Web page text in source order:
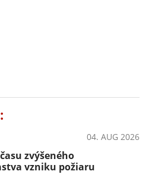
04. AUG 2026
zvýšeného
vzniku požiaru